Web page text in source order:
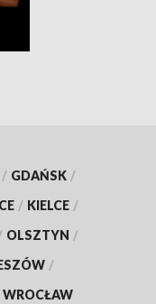
/ GDAŃSK /
/ KIELCE /
OLSZTYN /
/
WROCŁAW